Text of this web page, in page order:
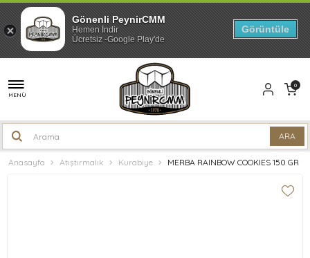
MENÜ
0
Anasayfa Atıştırmalık Kurabiye MERBA RAINBOW COOKIES 150 GR
Gönenli PeynirCMM
Hemen İndir
Ücretsiz -Google Play'de
Görüntüle